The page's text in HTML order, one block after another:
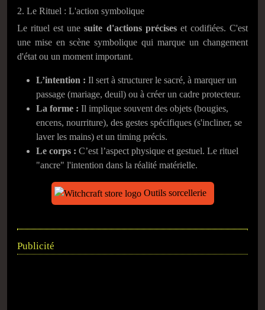
2. Le Rituel : L'action symbolique
Le rituel est unesuite d'actions préciseset codifiées. C'est
une mise en scène symbolique qui marque un changement
d'état ou un moment important.
L’intention : Il sert à structurer le sacré, à marquer un
passage (mariage, deuil) ou à créer un cadre protecteur.
La forme : Il implique souvent des objets (bougies,
encens, nourriture), des gestes spécifiques (s'incliner, se
laver les mains) et un timing précis.
Le corps : C’est l’aspect physique et gestuel. Le rituel
"ancre" l'intention dans la réalité matérielle.
Outils sorcellerie
Publicité